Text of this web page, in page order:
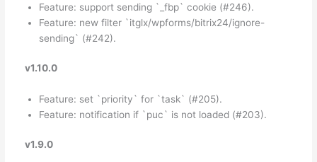
Feature: support sending `_fbp` cookie (#246).
Feature: new filter `itglx/wpforms/bitrix24/ignore-
sending` (#242).
v1.10.0
Feature: set `priority` for `task` (#205).
Feature: notification if `puc` is not loaded (#203).
v1.9.0